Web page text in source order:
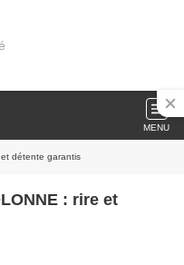
MENU
et détente garantis
: rire et